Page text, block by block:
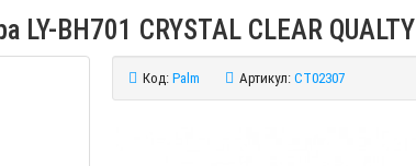
LY-BH701 CRYSTAL CLEAR QUALTY
Код: Palm Артикул: CT02307